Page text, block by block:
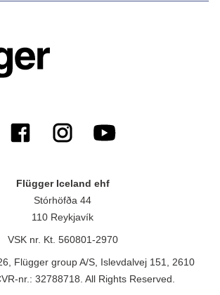
Flügger Iceland ehf
Stórhöfða 44
110 Reykjavík
VSK nr. Kt. 560801-2970
Flügger group A/S, Islevdalvej 151, 2610
nr.: 32788718. All Rights Reserved.